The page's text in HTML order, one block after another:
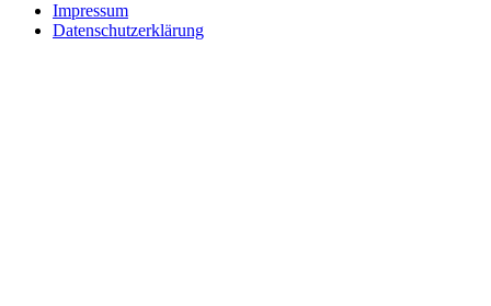
Impressum
Datenschutzerklärung